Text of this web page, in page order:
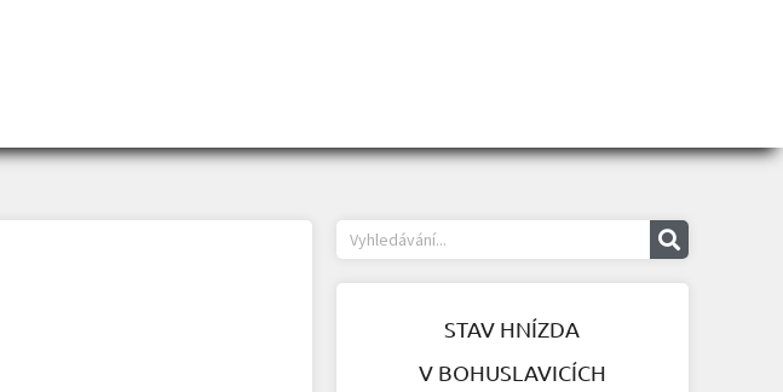
STAV HNÍZDA
V BOHUSLAVICÍCH